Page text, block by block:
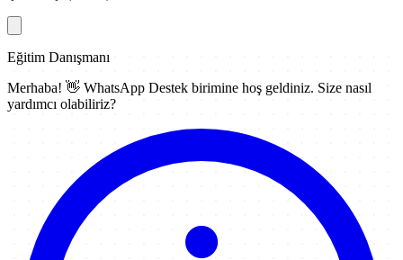
Eğitim Danışmanı
Merhaba! 👋 WhatsApp Destek birimine hoş geldiniz. Size nasıl
yardımcı olabiliriz?